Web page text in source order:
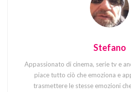
Stefano
Appassionato di cinema, serie tv e
piace tutto ciò che emoziona e
trasmettere le stesse emozioni